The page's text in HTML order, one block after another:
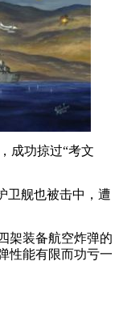
成功掠过“考文
卫舰也被击中，遭
架装备航空炸弹的
性能有限而功亏一